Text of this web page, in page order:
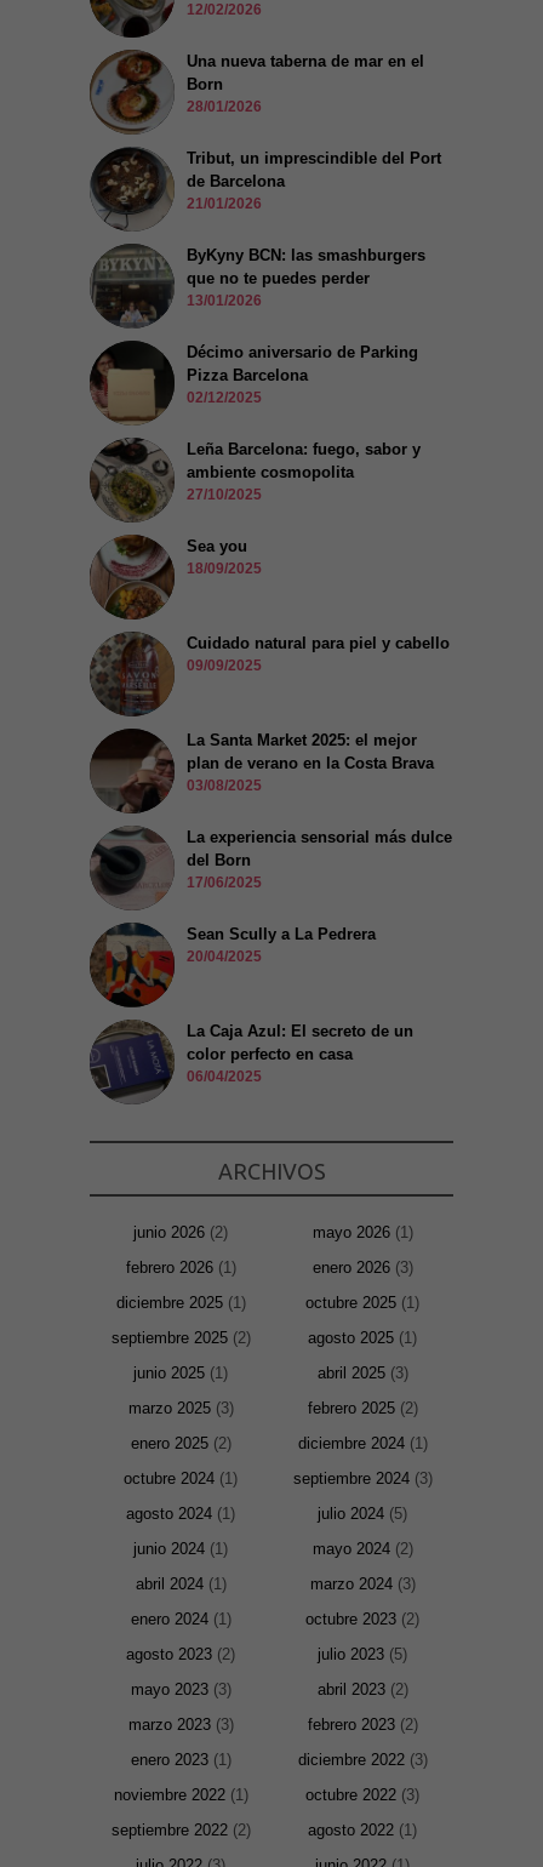
12/02/2026
Una nueva taberna de mar en el
Born
28/01/2026
Tribut, un imprescindible del Port
de Barcelona
21/01/2026
ByKyny BCN: las smashburgers
que no te puedes perder
13/01/2026
Décimo aniversario de Parking
Pizza Barcelona
02/12/2025
Leña Barcelona: fuego, sabor y
ambiente cosmopolita
27/10/2025
Sea you
18/09/2025
Cuidado natural para piel y cabello
09/09/2025
La Santa Market 2025: el mejor
plan de verano en la Costa Brava
03/08/2025
La experiencia sensorial más dulce
del Born
17/06/2025
Sean Scully a La Pedrera
20/04/2025
La Caja Azul: El secreto de un
color perfecto en casa
06/04/2025
ARCHIVOS
junio 2026 (2) mayo 2026(1)
febrero 2026(1) enero 2026(3)
diciembre 2025(1) octubre 2025 (1)
septiembre 2025(2) agosto 2025 (1)
junio 2025 (1) abril 2025(3)
marzo 2025(3) febrero 2025(2)
enero 2025(2) diciembre 2024(1)
octubre 2024 (1) septiembre 2024(3)
agosto 2024 (1) julio 2024 (5)
junio 2024 (1) mayo 2024(2)
abril 2024(1) marzo 2024(3)
enero 2024(1) octubre 2023 (2)
agosto 2023 (2) julio 2023 (5)
mayo 2023(3) abril 2023(2)
marzo 2023(3) febrero 2023(2)
enero 2023(1) diciembre 2022(3)
noviembre 2022(1) octubre 2022 (3)
septiembre 2022(2) agosto 2022 (1)